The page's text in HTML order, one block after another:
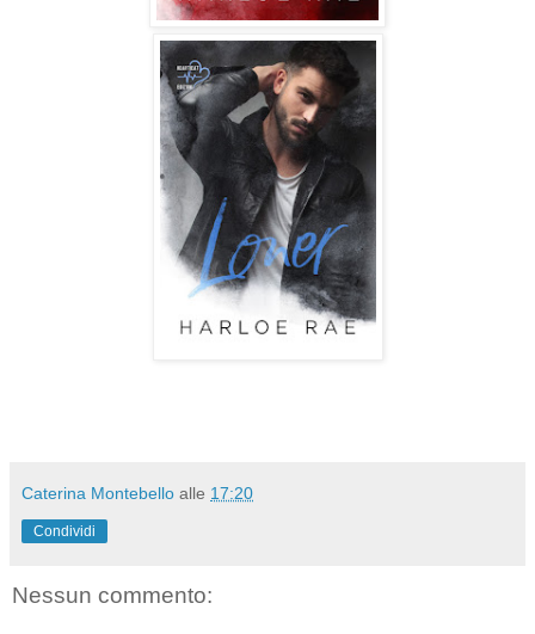
Caterina Montebello alle 17:20
Condividi
Nessun commento: